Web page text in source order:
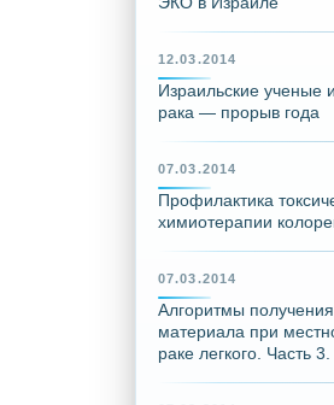
12.03.2014
Израильские ученые
рака — прорыв года
07.03.2014
Профилактика
химиотерапии
07.03.2014
Алгоритмы
материала при
раке легкого. Часть 3.